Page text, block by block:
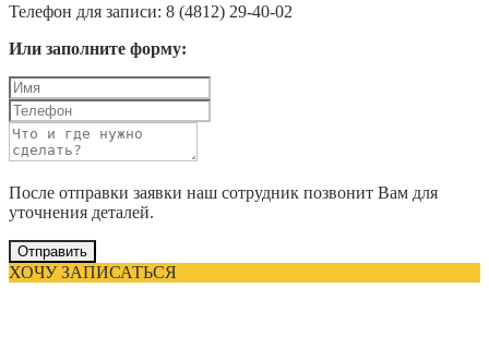
Телефон для записи: 8 (4812) 29-40-02
Или заполните форму:
После отправки заявки наш сотрудник позвонит Вам для
уточнения деталей.
Отправить
ХОЧУ ЗАПИСАТЬСЯ